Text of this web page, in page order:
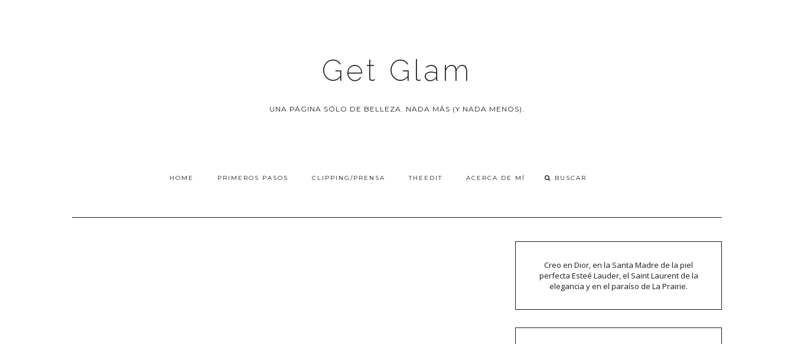
Get Glam
UNA PÁGINA SÓLO DE BELLEZA. NADA MÁS (Y NADA MENOS).
HOME PRIMEROS PASOS CLIPPING/PRENSA THEEDIT ACERCA DE MÍ
Creo en Dior, en la Santa Madre de la piel
perfecta Esteé Lauder, el Saint Laurent de la
elegancia y en el paraíso de La Prairie.